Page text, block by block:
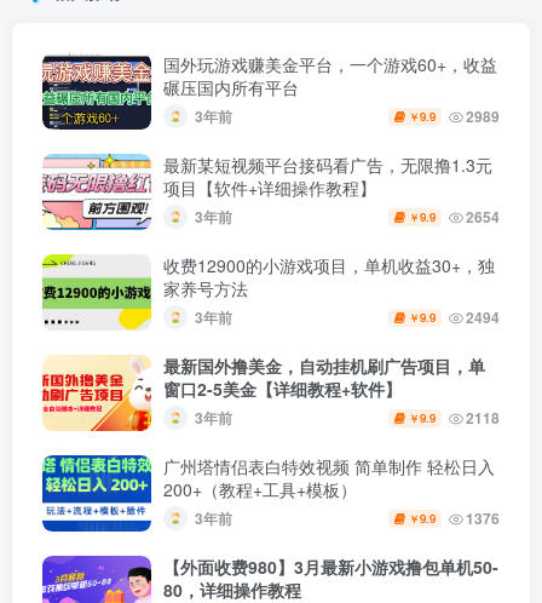
国外玩游戏赚美金平台，一个游戏60+，收益
碾压国内所有平台
3年前 ￥9.9 2989
最新某短视频平台接码看广告，无限撸1.3元
项目【软件+详细操作教程】
3年前 ￥9.9 2654
收费12900的小游戏项目，单机收益30+，独
家养号方法
3年前 ￥9.9 2494
最新国外撸美金，自动挂机刷广告项目，单
窗口2-5美金【详细教程+软件】
3年前 ￥9.9 2118
广州塔情侣表白特效视频 简单制作 轻松日入
200+（教程+工具+模板）
3年前 ￥9.9 1376
【外面收费980】3月最新小游戏撸包单机50-
80，详细操作教程